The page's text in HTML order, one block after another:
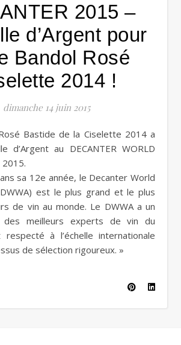
2015 –
d’Argent pour
Bandol Rosé
2014 !
dimanche 14 juin 2015
d’Argent au DECANTER WORLD
2015.
sa 12e année, le Decanter World
est le plus grand et le plus
de vin au monde. Le DWWA a un
des meilleurs experts de vin du
à l’échelle internationale
de sélection rigoureux. »